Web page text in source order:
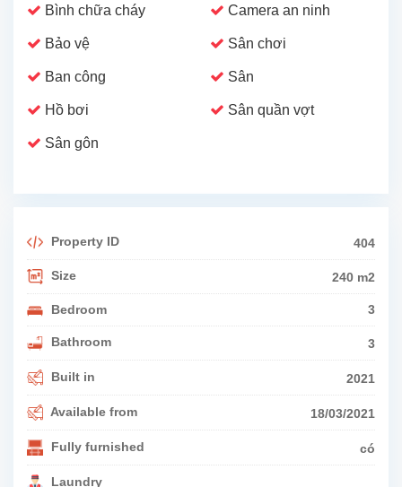
Bình chữa cháy Camera an ninh
Bảo vệ Sân chơi
Ban công Sân
Hồ bơi Sân quần vợt
Sân gôn
Property ID 404
Size 240 m2
Bedroom 3
Bathroom 3
Built in 2021
Available from 18/03/2021
Fully furnished có
Laundry